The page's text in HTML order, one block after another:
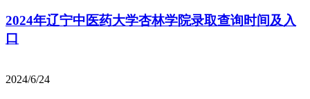
2024年辽宁中医药大学杏林学院录取查询时间及入
口
2024/6/24